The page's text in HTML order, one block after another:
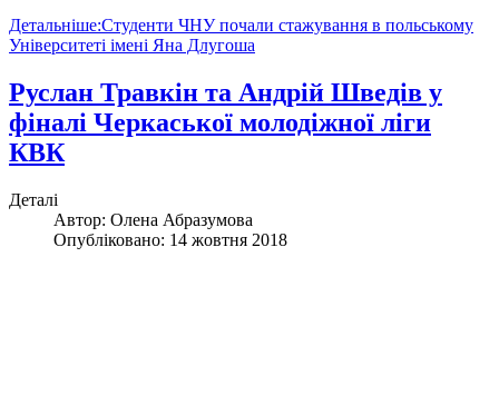
Детальніше:Студенти ЧНУ почали стажування в польському
Університеті імені Яна Длугоша
Руслан Травкін та Андрій Шведів у
фіналі Черкаської молодіжної ліги
КВК
Деталі
Автор: Олена Абразумова
Опубліковано: 14 жовтня 2018